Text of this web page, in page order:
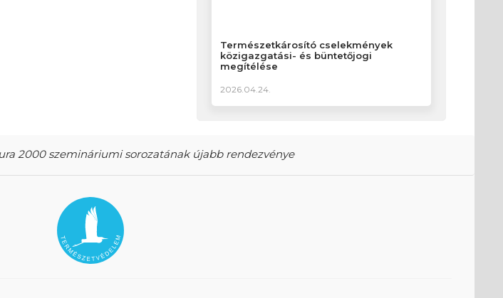
Természetkárosító cselekmények
közigazgatási- és büntetőjogi
megítélése
2026.04.24.
2000 szemináriumi sorozatának újabb rendezvénye